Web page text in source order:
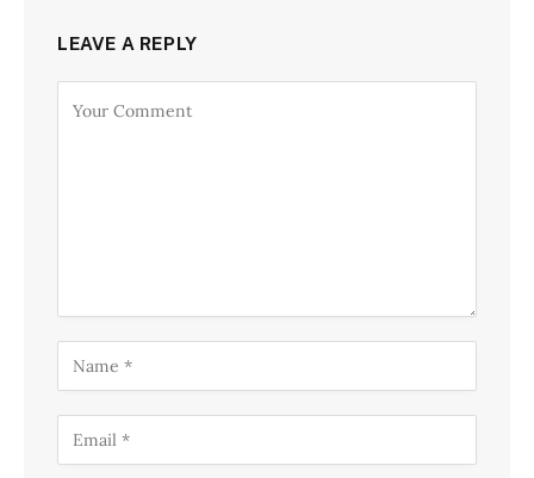
LEAVE A REPLY